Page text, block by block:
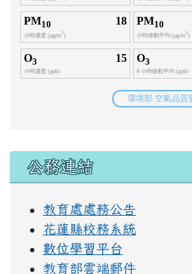
右邊區域內容
公務連結
教育處處務公告
花蓮縣校務系統
數位學習平台
教育部雲端郵件